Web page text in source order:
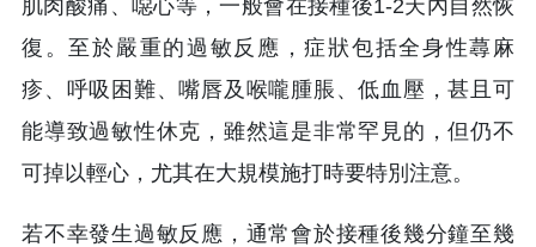
肌肉酸痛、噁心等，一般會在接種後1-2天內自然恢
復。至於嚴重的過敏反應，症狀包括全身性蕁麻
疹、呼吸困難、嘴唇及喉嚨腫脹、低血壓，甚且可
能導致過敏性休克，雖然這是非常罕見的，但仍不
可掉以輕心，尤其在大規模施打時要特別注意。
若不幸發生過敏反應，通常會於接種後幾分鐘至幾